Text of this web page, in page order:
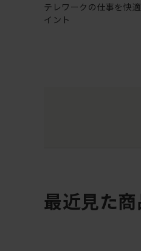
テレワークの仕事を快
イント
最近見た